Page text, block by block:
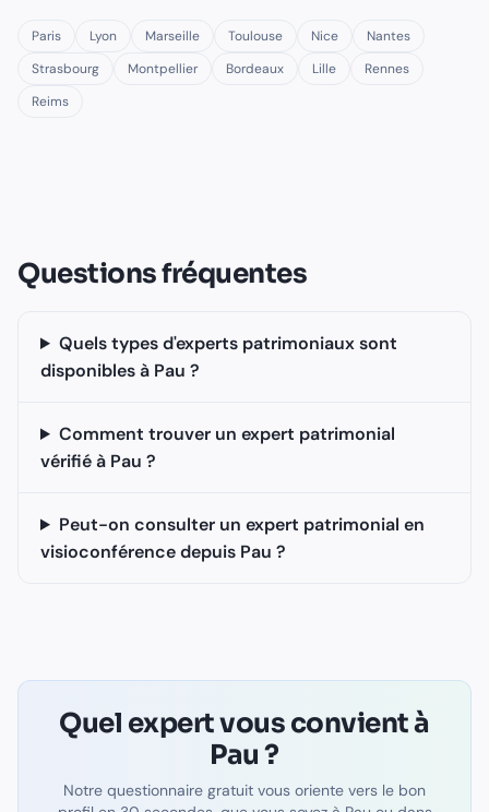
Paris Lyon Marseille Toulouse Nice
Nantes
Strasbourg
Montpellier Bordeaux Lille
Rennes
Reims
Questions fréquentes
Quels types d'experts patrimoniaux sont
disponibles à Pau ?
Comment trouver un expert patrimonial
vérifié à Pau ?
Peut-on consulter un expert patrimonial en
visioconférence depuis Pau ?
Quel expert vous convient à
Pau?
Notre questionnaire gratuit vous oriente vers le bon